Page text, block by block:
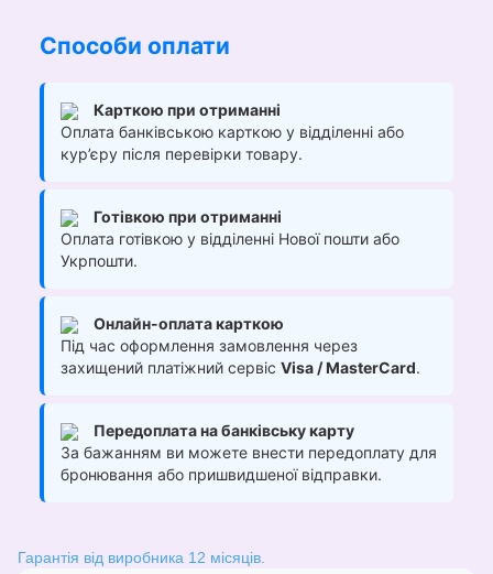
Способи оплати
Карткою при отриманні
Оплата банківською карткою у відділенні або
кур’єру після перевірки товару.
Готівкою при отриманні
Оплата готівкою у відділенні Нової пошти або
Укрпошти.
Онлайн-оплата карткою
Під час оформлення замовлення через
захищений платіжний сервіс Visa / MasterCard.
Передоплата на банківську карту
За бажанням ви можете внести передоплату для
бронювання або пришвидшеної відправки.
Гарантія від виробника 12 місяців.